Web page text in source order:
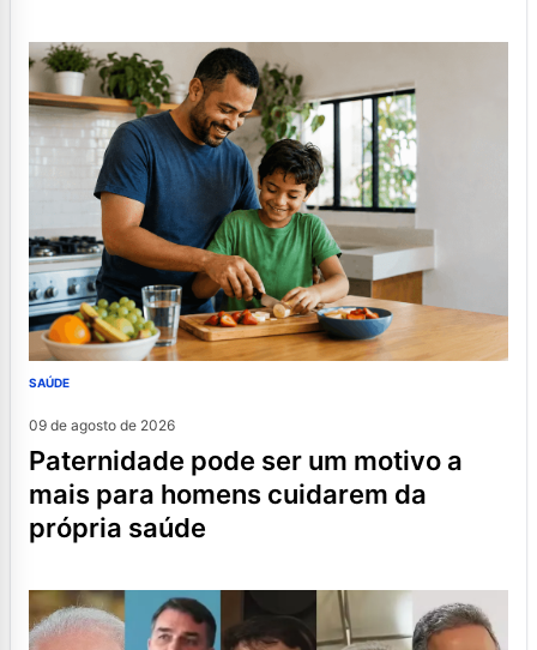
SAÚDE
09 de agosto de 2026
paternidade pode ser um motivo a
mais para homens cuidarem da
própria saúde